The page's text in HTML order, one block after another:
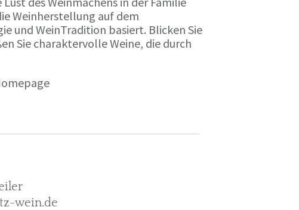
Weinherstellung auf dem
und WeinTradition basiert. Blicken Sie
Sie charaktervolle Weine, die durch
wein.de